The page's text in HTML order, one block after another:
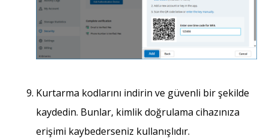
Kurtarma kodlarını indirin ve güvenli bir şekilde
kaydedin. Bunlar, kimlik doğrulama cihazınıza
erişimi kaybederseniz kullanışlıdır.